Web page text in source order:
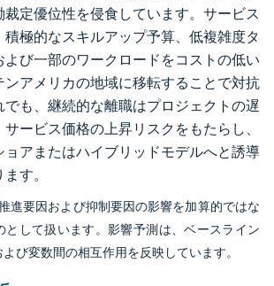
裁定優位性を侵食しています。サービス
積極的なスキルアップ予算、低複雑度タ
よび一部のワークロードをコストの低い
ンアメリカの地域に移転することで対抗
でも、継続的な離職はプロジェクトの遅
ービス価格の上昇リスクをもたらし、
ョアまたはハイブリッドモデルへと誘導
す。
進要因および抑制要因の影響を加算的ではな
として扱います。影響予測は、ベースライン
び変数間の相互作用を反映しています。